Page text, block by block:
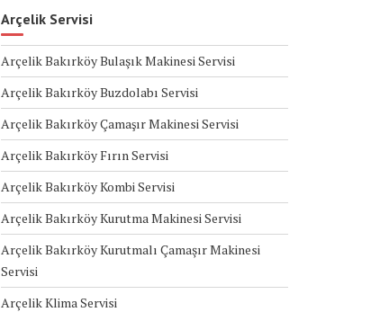
Arçelik Servisi
Arçelik Bakırköy Bulaşık Makinesi Servisi
Arçelik Bakırköy Buzdolabı Servisi
Arçelik Bakırköy Çamaşır Makinesi Servisi
Arçelik Bakırköy Fırın Servisi
Arçelik Bakırköy Kombi Servisi
Arçelik Bakırköy Kurutma Makinesi Servisi
Arçelik Bakırköy Kurutmalı Çamaşır Makinesi
Servisi
Arçelik Klima Servisi